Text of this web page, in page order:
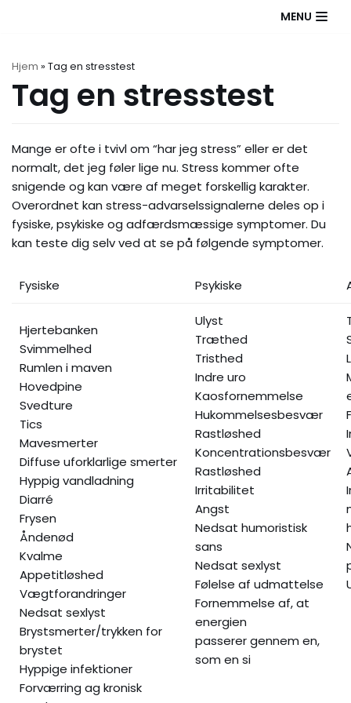
MENU
Hjem » Tag en stresstest
Tag en stresstest
Mange er ofte i tvivl om “har jeg stress” eller er det
normalt, det jeg føler lige nu. Stress kommer ofte
snigende og kan være af meget forskellig karakter.
Overordnet kan stress-advarselssignalerne deles op i
fysiske, psykiske og adfærdsmæssige symptomer. Du
kan teste dig selv ved at se på følgende symptomer.
Fysiske Psykiske
Hjertebanken
Svimmelhed
Rumlen i maven
Hovedpine
Svedture
Tics
Mavesmerter
Diffuse uforklarlige smerter
Hyppig vandladning
Diarré
Frysen
Åndenød
Kvalme
Appetitløshed
Vægtforandringer
Nedsat sexlyst
Brystsmerter/trykken for
brystet
Hyppige infektioner
Forværring ag kronisk
Ulyst
Træthed
Tristhed
Indre uro
Kaosfornemmelse
Hukommelsesbesvær
Rastløshed
Koncentrationsbesvær
Rastløshed
Irritabilitet
Angst
Nedsat humoristisk
sans
Nedsat sexlyst
Følelse af udmattelse
Fornemmelse af, at
energien
passerer gennem en,
som en si